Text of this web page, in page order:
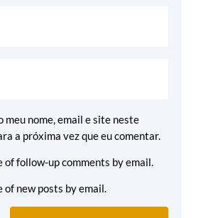
meu nome, email e site neste
a próxima vez que eu comentar.
of follow-up comments by email.
of new posts by email.